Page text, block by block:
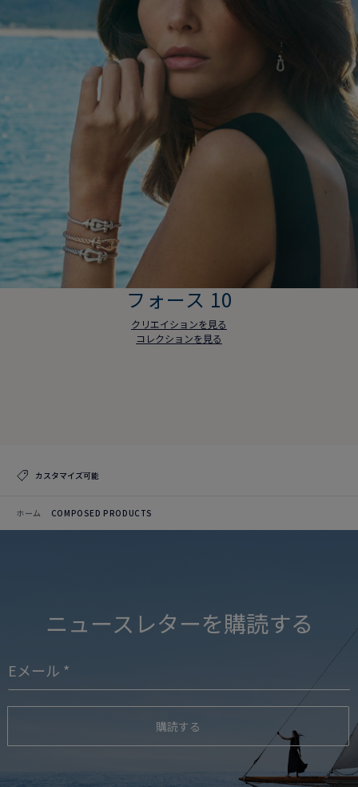
フォース 10
クリエイションを見る
コレクションを見る
カスタマイズ可能
ホーム COMPOSED PRODUCTS
ニュースレターを購読する
購読する